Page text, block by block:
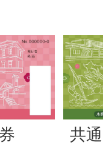
共